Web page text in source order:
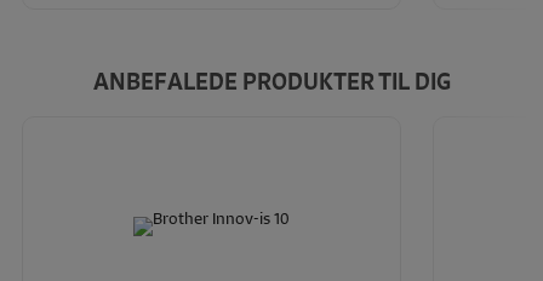
ANBEFALEDE PRODUKTER TIL DIG